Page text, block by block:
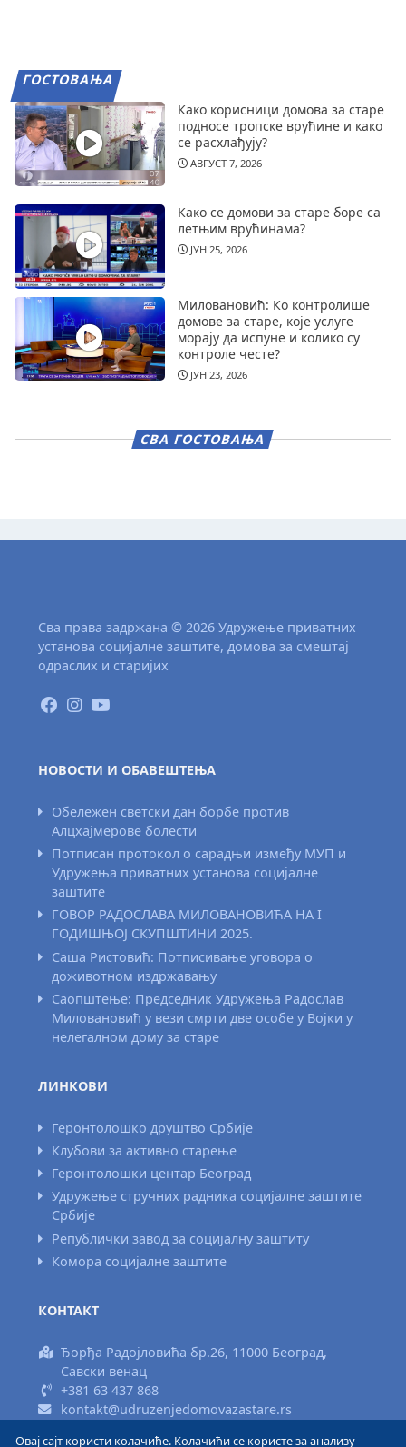
ГОСТОВАЊА
Како корисници домова за старе
подносе тропске врућине и како
се расхлађују?
АВГУСТ 7, 2026
Како се домови за старе боре са
летњим врућинама?
ЈУН 25, 2026
Миловановић: Ко контролише
домове за старе, које услуге
морају да испуне и колико су
контроле честе?
ЈУН 23, 2026
СВА ГОСТОВАЊА
Сва права задржана © 2026 Удружење приватних
установа социјалне заштите, домова за смештај
одраслих и старијих
НОВОСТИ И ОБАВЕШТЕЊА
Обележен светски дан борбе против
Алцхајмерове болести
Потписан протокол о сарадњи између МУП и
Удружења приватних установа социјалне
заштите
ГОВОР РАДОСЛАВА МИЛОВАНОВИЋА НА I
ГОДИШЊОЈ СКУПШТИНИ 2025.
Саша Ристовић: Потписивање уговора о
доживотном издржавању
Саопштење: Председник Удружења Радослав
Миловановић у вези смрти две особе у Војки у
нелегалном дому за старе
ЛИНКОВИ
Геронтолошко друштво Србије
Клубови за активно старење
Геронтолошки центар Београд
Удружење стручних радника социјалне заштите
Србије
Републички завод за социјалну заштиту
Комора социјалне заштите
КОНТАКТ
Ђорђа Радојловића бр.26, 11000 Београд,
Савски венац
+381 63 437 868
kontakt@udruzenjedomovazastare.rs
Овај сајт користи колачиће. Колачићи се користе за анализу